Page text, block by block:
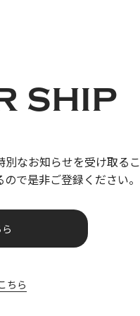
SHIP
別なお知らせを受け取る
ので是非ご登録ください。
ちら